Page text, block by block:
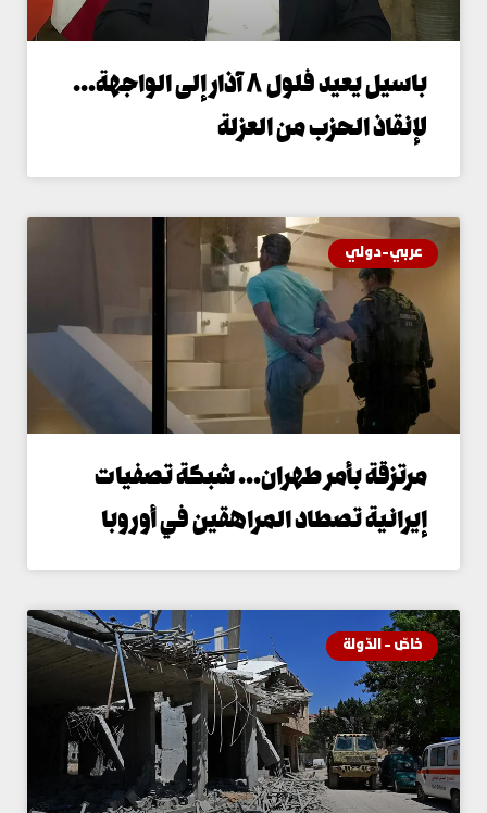
باسيل يعيد فلول ٨ آذار إلى الواجهة…
الحزب من العزلة
دولي
بأمر طهران… شبكة تصفيات
تصطاد المراهقين في أوروبا
- الدّولة